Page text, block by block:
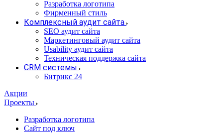
Разработка логотипа
Фирменный стиль
Комплексный аудит сайта
SEO аудит сайта
Маркетинговый аудит сайта
Usability аудит сайта
Техническая поддержка сайта
CRM системы
Битрикс 24
Акции
Проекты
Разработка логотипа
Сайт под ключ